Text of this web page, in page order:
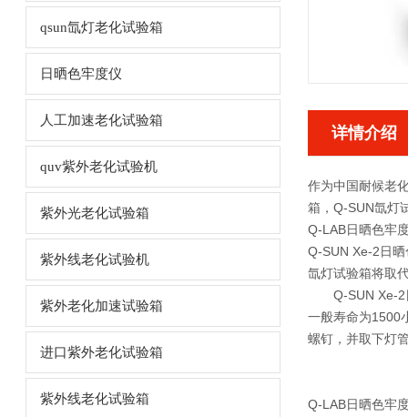
qsun氙灯老化试验箱
日晒色牢度仪
人工加速老化试验箱
quv紫外老化试验机
紫外光老化试验箱
紫外线老化试验机
紫外老化加速试验箱
进口紫外老化试验箱
紫外线老化试验箱
详情介绍
作为中国耐候老
箱，Q-SUN氙灯
Q-LAB日晒色牢
Q-SUN Xe-2日
氙灯试验箱将取
Q-SUN Xe-2日
一般寿命为1500
螺钉，并取下灯
Q-LAB日晒色牢